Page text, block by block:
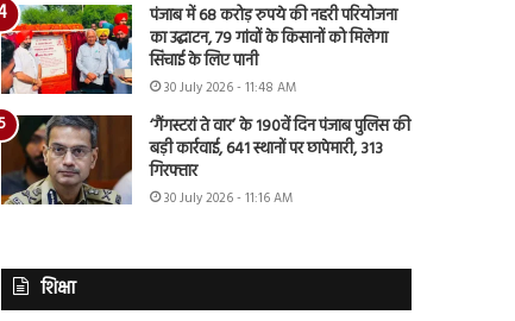
पंजाब में 68 करोड़ रुपये की नहरी परियोजना
का उद्घाटन, 79 गांवों के किसानों को मिलेगा
सिंचाई के लिए पानी
30 July 2026 - 11:48 AM
‘गैंगस्टरां ते वार’ के 190वें दिन पंजाब पुलिस की
बड़ी कार्रवाई, 641 स्थानों पर छापेमारी, 313
गिरफ्तार
30 July 2026 - 11:16 AM
शिक्षा